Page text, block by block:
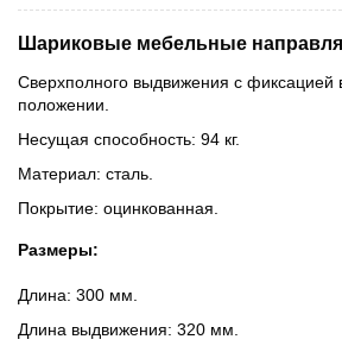
Шариковые мебельные
Сверхполного выдвижения с фиксацией
положении.
Несущая способность: 94 кг.
Материал: сталь.
Покрытие: оцинкованная.
Размеры:
Длина: 300 мм.
Длина выдвижения: 320 мм.